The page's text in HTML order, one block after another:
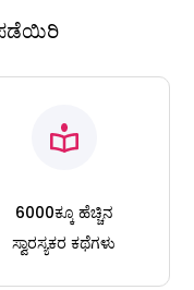
ಪಡೆಯಿರಿ
6000ಕ್ಕೂ ಹೆಚ್ಚಿನ
ಸ್ವಾರಸ್ಯಕರ ಕಥೆಗಳು